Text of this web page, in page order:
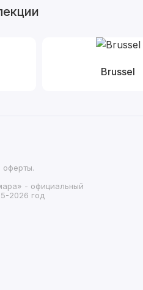
Brussel
оферты.
- официальный
2026 год